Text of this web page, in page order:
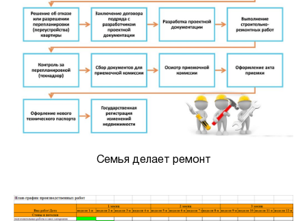
Семья делает ремонт